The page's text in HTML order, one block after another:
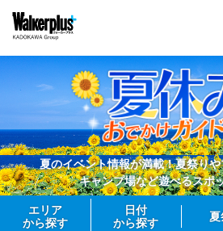
夏のイベント情報が満載！夏祭り
キャンプ場など遊べるスポ
エリア
から探す
日付
から探す
夏